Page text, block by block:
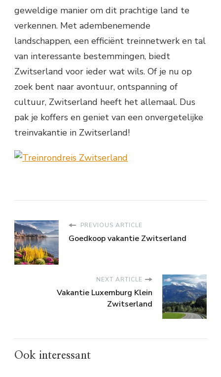
geweldige manier om dit prachtige land te
verkennen. Met adembenemende
landschappen, een efficiënt treinnetwerk en tal
van interessante bestemmingen, biedt
Zwitserland voor ieder wat wils. Of je nu op
zoek bent naar avontuur, ontspanning of
cultuur, Zwitserland heeft het allemaal. Dus
pak je koffers en geniet van een onvergetelijke
treinvakantie in Zwitserland!
PREVIOUS ARTICLE
Goedkoop vakantie Zwitserland
NEXT ARTICLE
Vakantie Luxemburg Klein
Zwitserland
Ook interessant